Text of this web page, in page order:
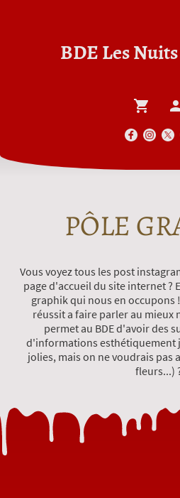
BDE Les
PÔLE
Vous voyez tous les post
page d'accueil du site internet ?
graphik qui nous en occupons
réussit a faire parler au mieux
permet au BDE d'avoir des
d'informations esthétiquement
jolies, mais on ne voudrais pas
fleurs...)